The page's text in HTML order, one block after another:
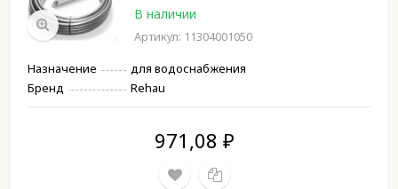
В наличии
Артикул: 11304001050
Назначение
для водоснабжения
Бренд
Rehau
971,08 ₽